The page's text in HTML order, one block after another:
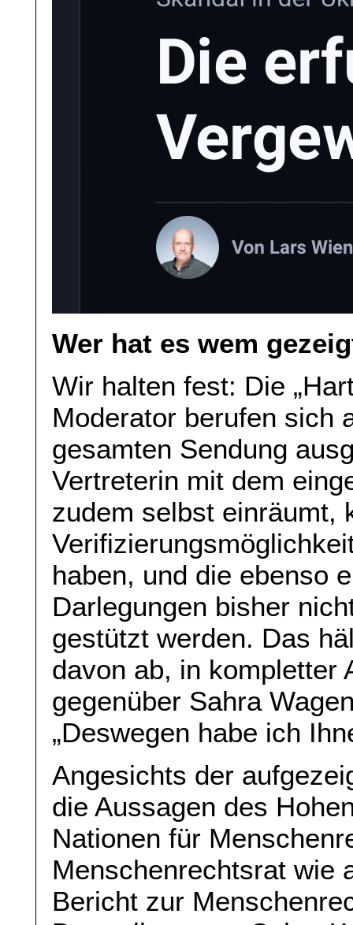
Wer hat es wem
Wir halten fest: Die
Moderator berufen sich
gesamten Sendung
Vertreterin mit dem
zudem selbst einräumt,
haben, und die ebenso
Darlegungen bisher
gestützt werden. Das
davon ab, in kompletter
gegenüber Sahra
„Deswegen habe ich
Angesichts der
die Aussagen des
Nationen für
Menschenrechtsrat wie
Bericht zur